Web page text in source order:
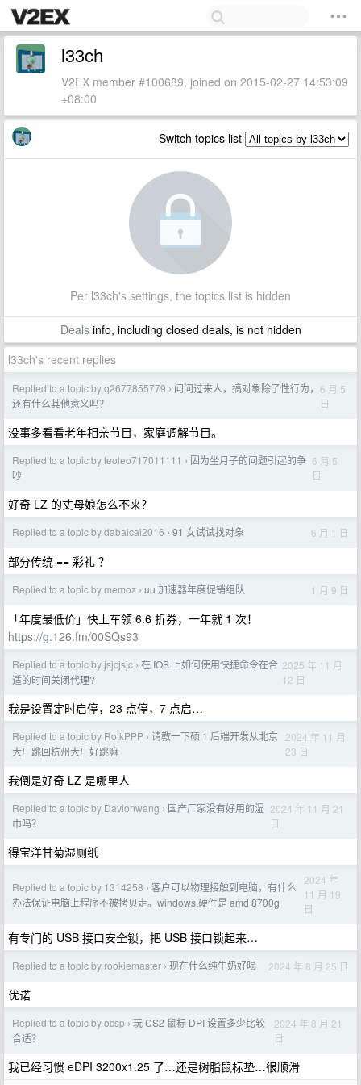
l33ch
V2EX member #100689, joined on 2015-02-27 14:53:09
+08:00
Switch topics list
Per l33ch's settings, the topics list is hidden
Dealsinfo, including closed deals, is not hidden
l33ch's recent replies
Replied to a topic by q2677855779 › 问问过来人，搞对象除了性行为，
还有什么其他意义吗？
6 月 5
日
没事多看看老年相亲节目，家庭调解节目。
Replied to a topic by leoleo717011111 › 因为坐月子的问题引起的争
吵
6 月 5
日
好奇 LZ 的丈母娘怎么不来？
Replied to a topic by dabaicai2016 › 91 女试试找对象 6 月 1 日
部分传统 == 彩礼 ？
Replied to a topic by memoz › uu 加速器年度促销组队 1 月 9 日
「年度最低价」快上车领 6.6 折券，一年就 1 次！
https://g.126.fm/00SQs93
Replied to a topic by jsjcjsjc › 在 IOS 上如何使用快捷命令在合
适的时间关闭代理?
2025 年 11 月
12 日
我是设置定时启停，23 点停，7 点启…
Replied to a topic by RotkPPP › 请教一下硕 1 后端开发从北京
大厂跳回杭州大厂好跳嘛
2024 年 11 月
23 日
我倒是好奇 LZ 是哪里人
Replied to a topic by Davionwang › 国产厂家没有好用的湿
巾吗？
2024 年 11 月 21
日
得宝洋甘菊湿厕纸
Replied to a topic by 1314258 › 客户可以物理接触到电脑，有什么
办法保证电脑上程序不被拷贝走。windows,硬件是 amd 8700g
2024 年
11 月 19
日
有专门的 USB 接口安全锁，把 USB 接口锁起来…
Replied to a topic by rookiemaster › 现在什么纯牛奶好喝 2024 年 8 月 25 日
优诺
Replied to a topic by ocsp › 玩 CS2 鼠标 DPI 设置多少比较
合适？
2024 年 8 月 21
日
我已经习惯 eDPI 3200x1.25 了…还是树脂鼠标垫…很顺滑